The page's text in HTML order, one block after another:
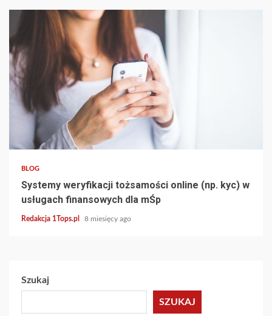
BLOG
Systemy weryfikacji tożsamości online (np. kyc) w
usługach finansowych dla mŚp
Redakcja 1Tops.pl 8 miesięcy ago
Szukaj
SZUKAJ